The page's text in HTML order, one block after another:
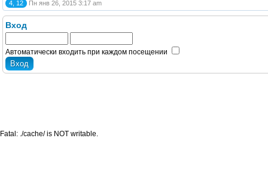
4, 12 Пн янв 26, 2015 3:17 am
Вход
Автоматически входить при каждом посещении
Fatal: ./cache/ is NOT writable.